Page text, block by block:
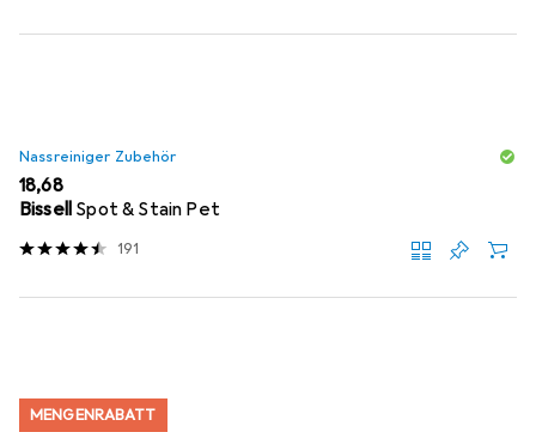
Nassreiniger Zubehör
EUR
18,68
Bissell Spot & Stain Pet
191
MENGENRABATT